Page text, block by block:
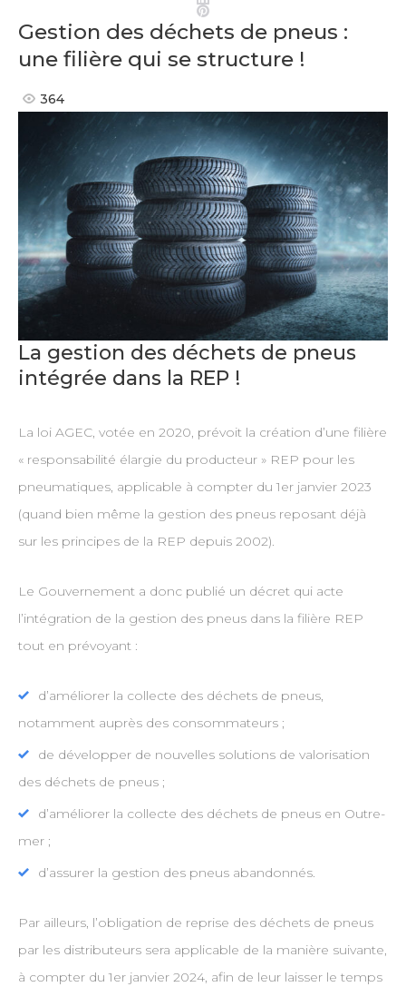
Pinterest
Gestion des déchets de pneus :
une filière qui se structure !
364
La gestion des déchets de pneus
intégrée dans la REP !
La loi AGEC, votée en 2020, prévoit la création d’une filière
« responsabilité élargie du producteur » REP pour les
pneumatiques, applicable à compter du 1er janvier 2023
(quand bien même la gestion des pneus reposant déjà
sur les principes de la REP depuis 2002).
Le Gouvernement a donc publié un décret qui acte
l’intégration de la gestion des pneus dans la filière REP
tout en prévoyant :
d’améliorer la collecte des déchets de pneus,
notamment auprès des consommateurs ;
de développer de nouvelles solutions de valorisation
des déchets de pneus ;
d’améliorer la collecte des déchets de pneus en Outre-
mer ;
d’assurer la gestion des pneus abandonnés.
Par ailleurs, l’obligation de reprise des déchets de pneus
par les distributeurs sera applicable de la manière suivante,
à compter du 1er janvier 2024, afin de leur laisser le temps